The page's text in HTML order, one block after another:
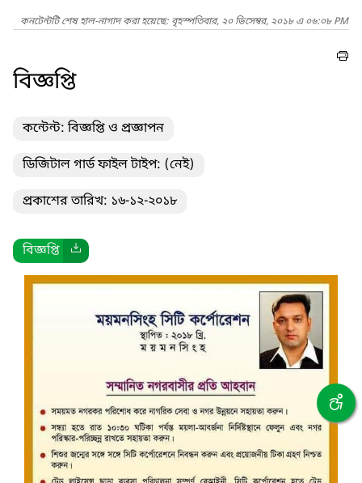
কনটেন্টটি শেষ হাল-নাগাদ করা হয়েছে: বৃহস্পতিবার, ২০ ডিসেম্বর, ২০১৮ এ ০৬:০৮ PM
বিজ্ঞপ্তি
কন্টেন্ট: বিজ্ঞপ্তি ও প্রজ্ঞাপন
ডিজিটাল গার্ড ফাইল টাইপ: (নেই)
প্রকাশের তারিখ: ১৬-১২-২০১৮
বিজ্ঞপ্তি